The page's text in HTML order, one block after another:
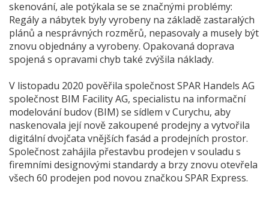
skenování, ale potýkala se se značnými problémy:
Regály a nábytek byly vyrobeny na základě zastaralých
plánů a nesprávných rozměrů, nepasovaly a musely být
znovu objednány a vyrobeny. Opakovaná doprava
spojená s opravami chyb také zvýšila náklady.
V listopadu 2020 pověřila společnost SPAR Handels AG
společnost BIM Facility AG, specialistu na informační
modelování budov (BIM) se sídlem v Curychu, aby
naskenovala její nově zakoupené prodejny a vytvořila
digitální dvojčata vnějších fasád a prodejních prostor.
Společnost zahájila přestavbu prodejen v souladu s
firemními designovými standardy a brzy znovu otevřela
všech 60 prodejen pod novou značkou SPAR Express.